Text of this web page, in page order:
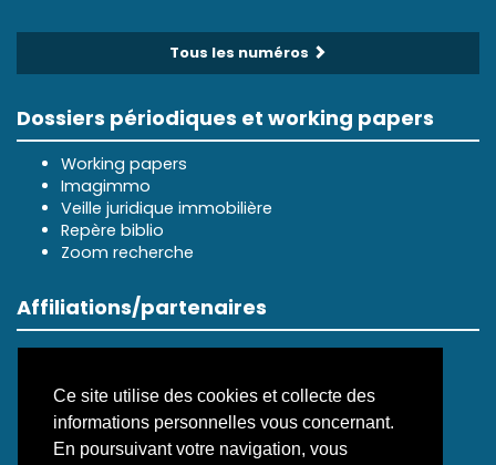
Ce site utilise des cookies et collecte des
informations personnelles vous concernant.
En poursuivant votre navigation, vous
Tous les numéros
Dossiers périodiques et working papers
Working papers
Imagimmo
Veille juridique immobilière
Repère biblio
Zoom recherche
Affiliations/partenaires